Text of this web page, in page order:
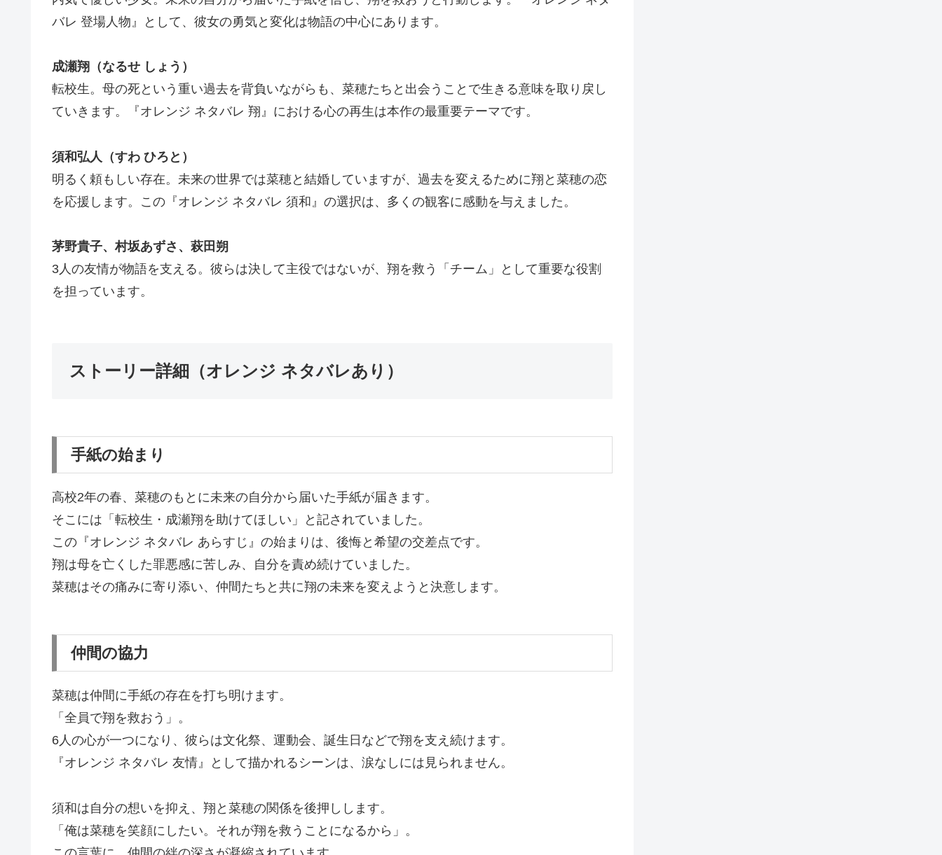
バレ 登場人物』として、彼女の勇気と変化は物語の中心にあります。
成瀬翔（なるせ しょう）
転校生。母の死という重い過去を背負いながらも、菜穂たちと出会うことで生きる意味を取り戻し
ていきます。『オレンジ ネタバレ 翔』における心の再生は本作の最重要テーマです。
須和弘人（すわ ひろと）
明るく頼もしい存在。未来の世界では菜穂と結婚していますが、過去を変えるために翔と菜穂の恋
を応援します。この『オレンジ ネタバレ 須和』の選択は、多くの観客に感動を与えました。
茅野貴子、村坂あずさ、萩田朔
3人の友情が物語を支える。彼らは決して主役ではないが、翔を救う「チーム」として重要な役割
を担っています。
ストーリー詳細（オレンジ ネタバレあり）
手紙の始まり
高校2年の春、菜穂のもとに未来の自分から届いた手紙が届きます。
そこには「転校生・成瀬翔を助けてほしい」と記されていました。
この『オレンジ ネタバレ あらすじ』の始まりは、後悔と希望の交差点です。
翔は母を亡くした罪悪感に苦しみ、自分を責め続けていました。
菜穂はその痛みに寄り添い、仲間たちと共に翔の未来を変えようと決意します。
仲間の協力
菜穂は仲間に手紙の存在を打ち明けます。
「全員で翔を救おう」。
6人の心が一つになり、彼らは文化祭、運動会、誕生日などで翔を支え続けます。
『オレンジ ネタバレ 友情』として描かれるシーンは、涙なしには見られません。
須和は自分の想いを抑え、翔と菜穂の関係を後押しします。
「俺は菜穂を笑顔にしたい。それが翔を救うことになるから」。